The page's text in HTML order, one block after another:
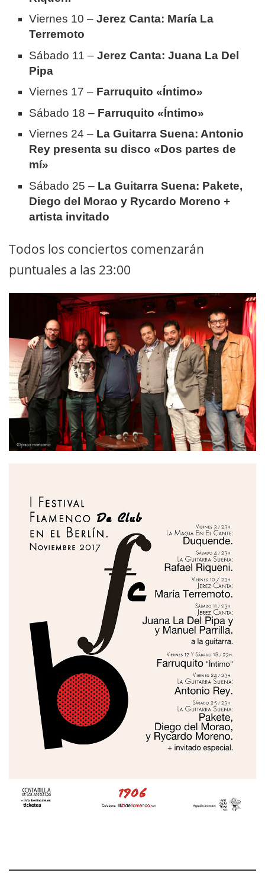
Viernes 10 –Jerez Canta: María La
Terremoto
Sábado 11 –Jerez Canta: Juana La Del
Pipa
Viernes 17 – Farruquito «Íntimo»
Sábado 18 – Farruquito «Íntimo»
Viernes 24 – La Guitarra Suena: Antonio
Rey presenta su disco «Dos partes de
mí»
Sábado 25 – La Guitarra Suena: Pakete,
Diego del Morao y Rycardo Moreno +
artista invitado
Todos los conciertos comenzarán
puntuales a las 23:00